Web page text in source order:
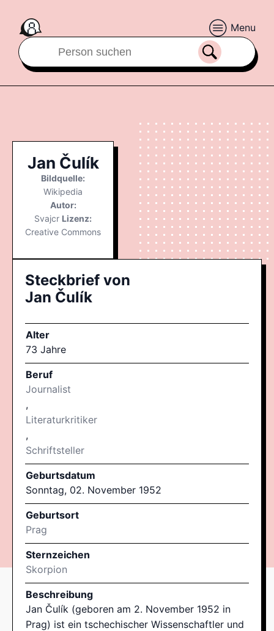
Menu
Jan Čulík
Bildquelle:
Wikipedia
Autor:
Svajcr Lizenz:
Creative Commons
Steckbrief von
Jan Čulík
Alter
73 Jahre
Beruf
Journalist
,
Literaturkritiker
,
Schriftsteller
Geburtsdatum
Sonntag, 02. November 1952
Geburtsort
Prag
Sternzeichen
Skorpion
Beschreibung
Jan Čulík (geboren am 2. November 1952 in
Prag) ist ein tschechischer Wissenschaftler und